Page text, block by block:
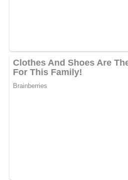
Depuis l’annonce, les
réseaux sociaux.
impatience témoignent de